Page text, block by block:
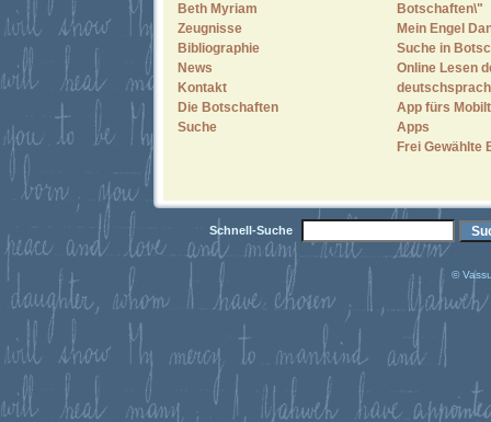
Beth Myriam
Zeugnisse
Bibliographie
News
Kontakt
Die Botschaften
Suche
Botschaften\"
Mein Engel
Suche in
Online Lesen
App fürs
Apps
Frei Gewählte
Schnell-Suche
©